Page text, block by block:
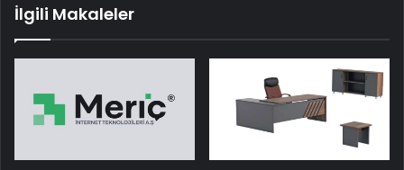
İlgili Makaleler